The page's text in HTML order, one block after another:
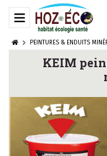
PEINTURES & ENDUITS
KEIM